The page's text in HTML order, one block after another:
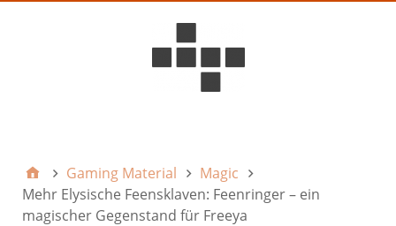
Gaming Material
Magic
Mehr Elysische Feensklaven: Feenringer – ein
magischer Gegenstand für Freeya